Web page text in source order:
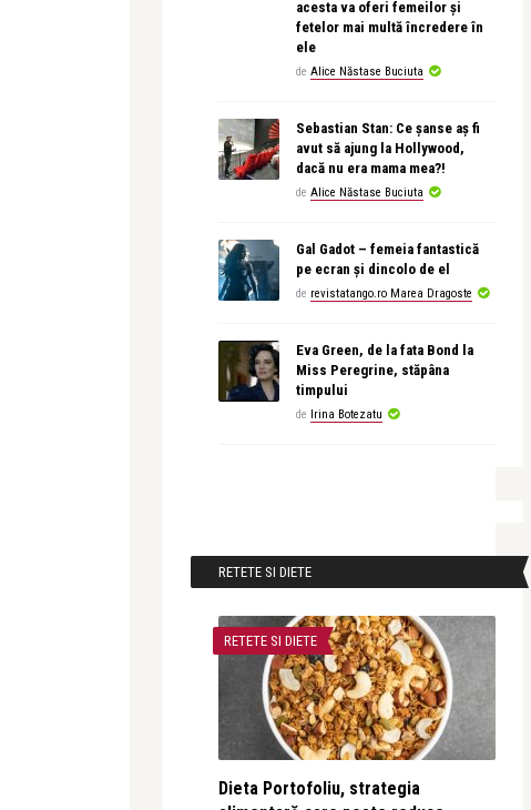
acesta va oferi femeilor și
fetelor mai multă încredere în
ele
de Alice Năstase Buciuta
Sebastian Stan: Ce șanse aș fi
avut să ajung la Hollywood,
dacă nu era mama mea?!
de Alice Năstase Buciuta
Gal Gadot – femeia fantastică
pe ecran și dincolo de el
de revistatango.ro Marea Dragoste
Eva Green, de la fata Bond la
Miss Peregrine, stăpâna
timpului
de Irina Botezatu
RETETE SI DIETE
RETETE SI DIETE
Dieta Portofoliu, strategia